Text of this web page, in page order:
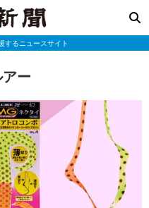
するニュースサイト
ー